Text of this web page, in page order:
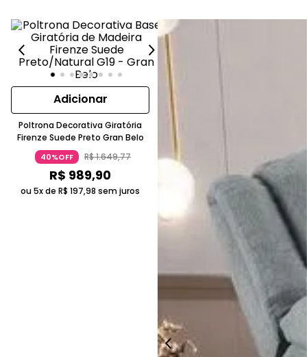
Adicionar
Poltrona Decorativa Giratória
Firenze Suede Preto Gran Belo
40%OFF R$1.649,77
R$ 989,90
ou 5x de R$ 197,98 sem juros